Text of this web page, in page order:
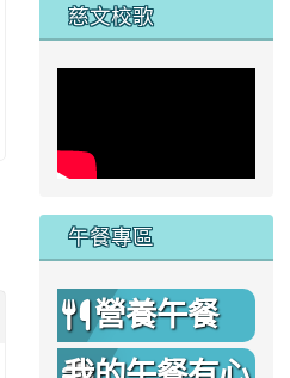
慈文校歌
午餐專區
營養午餐